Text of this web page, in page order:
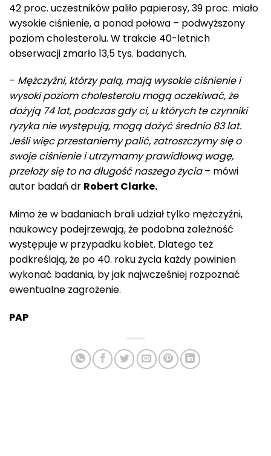
42 proc. uczestników paliło papierosy, 39 proc. miało
wysokie ciśnienie, a ponad połowa – podwyższony
poziom cholesterolu. W trakcie 40-letnich
obserwacji zmarło 13,5 tys. badanych.
– Mężczyźni, którzy palą, mają wysokie ciśnienie i
wysoki poziom cholesterolu mogą oczekiwać, że
dożyją 74 lat, podczas gdy ci, u których te czynniki
ryzyka nie występują, mogą dożyć średnio 83 lat.
Jeśli więc przestaniemy palić, zatroszczymy się o
swoje ciśnienie i utrzymamy prawidłową wagę,
przełoży się to na długość naszego życia– mówi
autor badań dr Robert Clarke.
Mimo że w badaniach brali udział tylko mężczyźni,
naukowcy podejrzewają, że podobna zależność
występuje w przypadku kobiet. Dlatego też
podkreślają, że po 40. roku życia każdy powinien
wykonać badania, by jak najwcześniej rozpoznać
ewentualne zagrożenie.
PAP